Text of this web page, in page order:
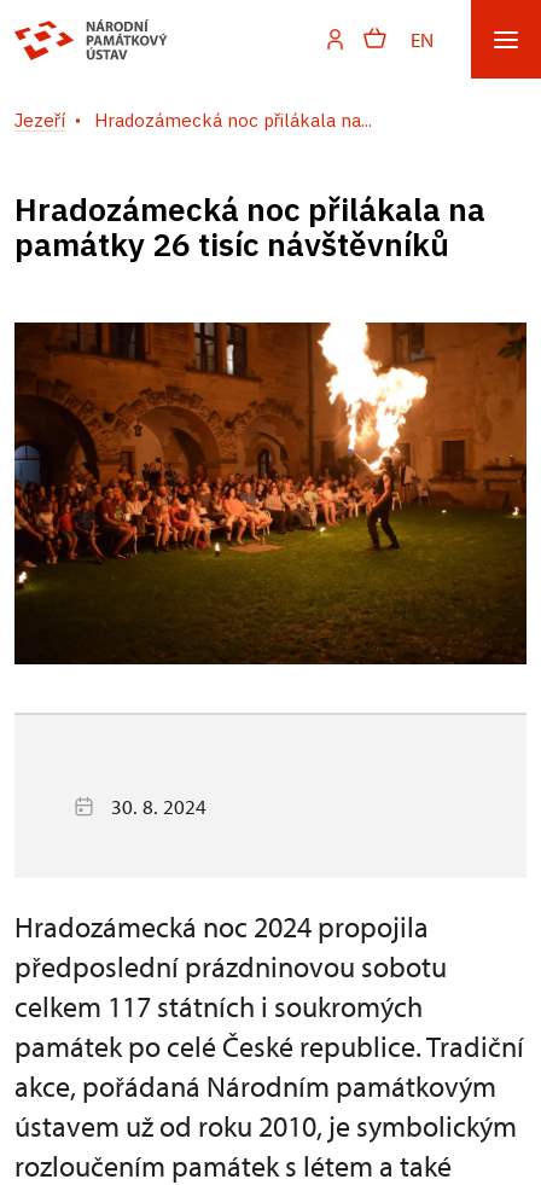
EN
Jezeří Hradozámecká noc přilákala na...
Hradozámecká noc přilákala na
památky 26 tisíc návštěvníků
30. 8. 2024
Hradozámecká noc 2024 propojila
předposlední prázdninovou sobotu
celkem 117 státních i soukromých
památek po celé České republice. Tradiční
akce, pořádaná Národním památkovým
ústavem už od roku 2010, je symbolickým
rozloučením památek s létem a také